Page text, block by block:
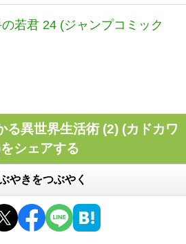
若君 24 (ジャンプコミック
る異世界生活術 (2) (カドカワ
シェアする
やきをつぶやく